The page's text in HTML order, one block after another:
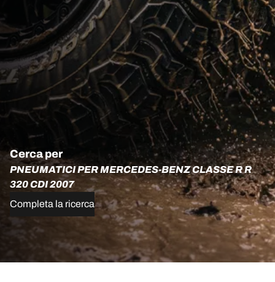
Cerca per
PNEUMATICI PER MERCEDES-BENZ CLASSE R R
320 CDI 2007
Completa la ricerca